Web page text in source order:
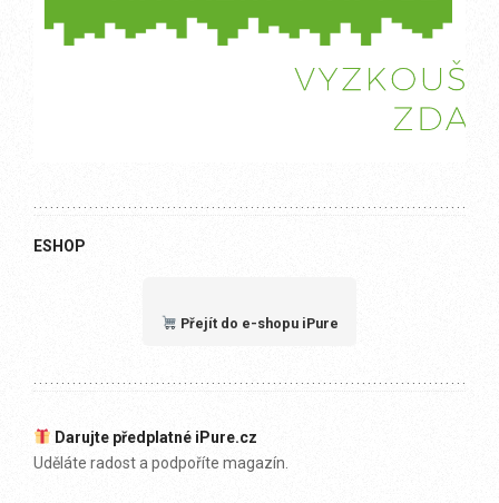
ESHOP
Přejít do e-shopu iPure
Darujte předplatné iPure.cz
Uděláte radost a podpoříte magazín.